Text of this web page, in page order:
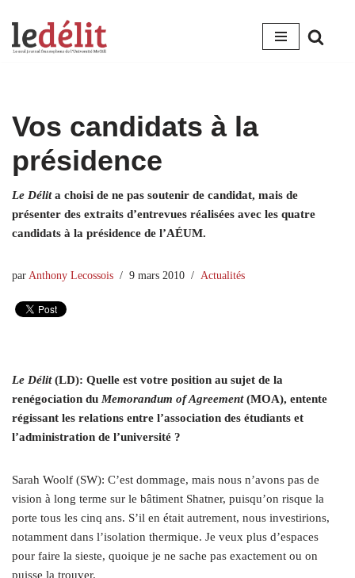
Aller
Vos candidats à la
présidence
Le Délita choisi de ne pas soutenir de candidat, mais de
présenter des extraits d’entrevues réalisées avec les quatre
candidats à la présidence de l’AÉUM.
par Anthony Lecossois 9 mars 2010 Actualités
Le Délit(LD): Quelle est votre position au sujet de la
renégociation du Memorandum of Agreement(MOA), entente
régissant les relations entre l’association des étudiants et
l’administration de l’université ?
Sarah Woolf (SW): C’est dommage, mais nous n’avons pas de
vision à long terme sur le bâtiment Shatner, puisqu’on risque la
porte tous les cinq ans. S’il en était autrement, nous investirions,
notamment dans l’isolation thermique. Je veux plus d’espaces
pour faire la sieste, quoique je ne sache pas exactement ou on
puisse la trouver.